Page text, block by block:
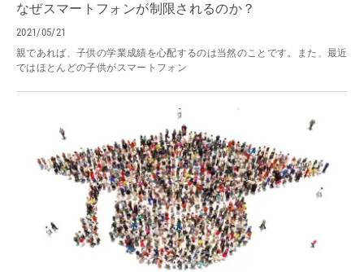
なぜスマートフォンが制限されるのか？
2021/05/21
親であれば、子供の学業成績を心配するのは当然のことです。また、最近
ではほとんどの子供がスマートフォン